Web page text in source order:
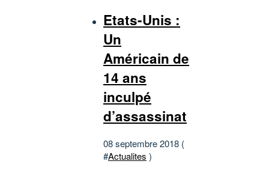
Etats-Unis :
Un
Américain de
14 ans
inculpé
d’assassinat
08 septembre 2018 (
#Actualites )